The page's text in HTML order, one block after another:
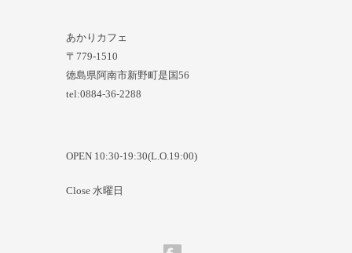
あかりカフェ
〒779-1510
徳島県阿南市新野町是国56
tel:0884-36-2288
OPEN 10:30-19:30(L.O.19:00)
Close 水曜日